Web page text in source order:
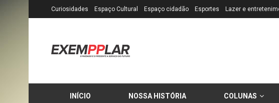
Curiosidades Espaço Cultural Espaço cidadão Esportes Lazer e
INÍCIO NOSSA HISTÓRIA COLUNAS